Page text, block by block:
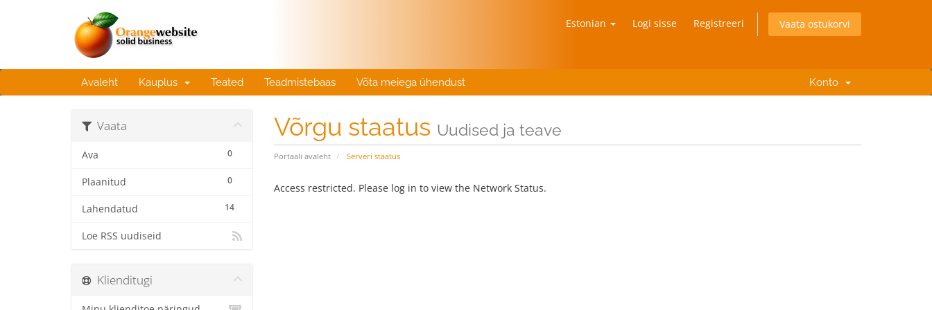
Estonian Logi sisse Registreeri Vaata ostukorvi
Avaleht Kauplus Teated Teadmistebaas Võta meiega ühendust Konto
Võrgu staatus Uudised ja teave
Portaali avaleht Serveri staatus
Vaata
0
Ava
0
Plaanitud
14
Lahendatud
Loe RSS uudiseid
Access restricted. Please log in to view the Network Status.
Klienditugi